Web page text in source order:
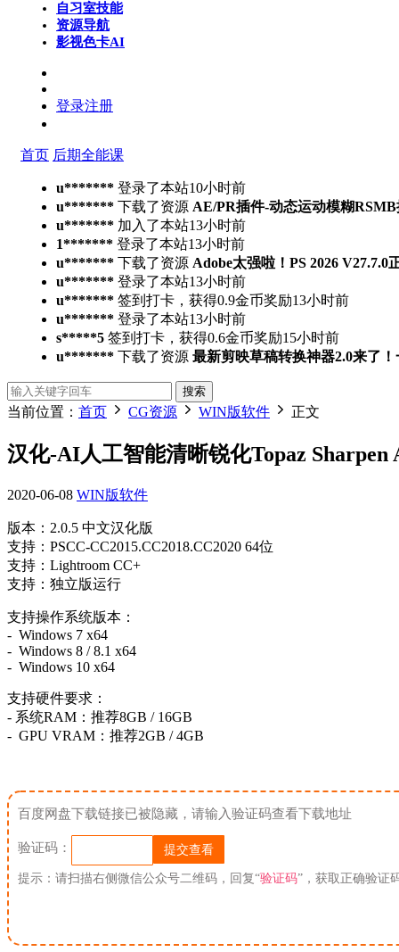
自习室技能
资源导航
影视色卡AI
登录注册
首页 后期全能课
u******* 登录了本站10小时前
u******* 下载了资源 AE/PR插件-动态运动模糊
u******* 加入了本站13小时前
1******* 登录了本站13小时前
u******* 下载了资源 Adobe太强啦！PS 2026
u******* 登录了本站13小时前
u******* 签到打卡，获得0.9金币奖励13小时前
u******* 登录了本站13小时前
s*****5 签到打卡，获得0.6金币奖励15小时前
u******* 下载了资源 最新剪映草稿转换神器2.0来了！
搜索
当前位置： 首页 CG资源 WIN版软件 正文
汉化-AI人工智能清晰锐化Topaz
2020-06-08 WIN版软件
版本：2.0.5 中文汉化版
支持：PSCC-CC2015.CC2018.CC2020 64位
支持：Lightroom CC+
支持：独立版运行
支持操作系统版本：
- Windows 7 x64
- Windows 8 / 8.1 x64
- Windows 10 x64
支持硬件要求：
- 系统RAM：推荐8GB / 16GB
- GPU VRAM：推荐2GB / 4GB
百度网盘下载链接已被隐藏，请输入验证码查看下载地址
验证码：
提示：请扫描右侧微信公众号二维码，回复“验证码”，获取正确验证